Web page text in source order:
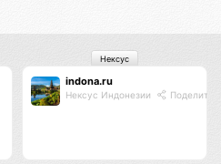
indona.ru
Нексус Индонезии
Нексус